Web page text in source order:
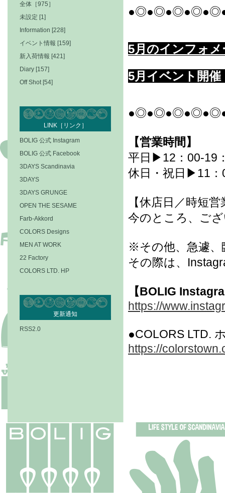
5月のインフォ
5月イベント開
【営業時間】
平日▶12：00-19
休日・祝日▶11：
【休店日／時短営
今のところ、ご
※その他、急遽、
その際は、
【BOLIG
https://
●COLORS LTD.
https://
全体［975］
未設定 [1]
Information [228]
イベント情報 [159]
新入荷情報 [421]
Diary [157]
Off Shot [54]
LINK［リンク］
BOLIG 公式 Instagram
BOLIG 公式 Facebook
3DAYS Scandinavia
3DAYS
3DAYS GRUNGE
OPEN THE SESAME
Farb-Akkord
COLORS Designs
MEN AT WORK
22 Factory
COLORS LTD. HP
更新通知
RSS2.0